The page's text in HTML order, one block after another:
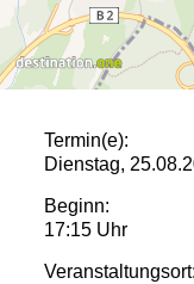
Termin(e):
Dienstag,
Beginn:
17:15 Uhr
Veranstaltungsort: